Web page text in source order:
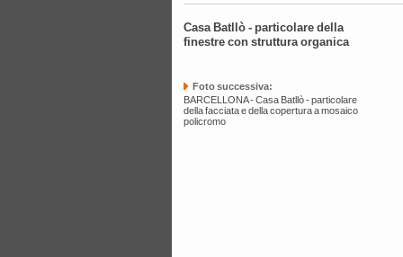
Casa Batllò - particolare della
finestre con struttura organica
Foto successiva:
BARCELLONA - Casa Batllò - particolare
della facciata e della copertura a mosaico
policromo